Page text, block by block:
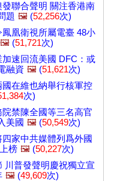
發聯合聲明 關注香港南
題 🖼️ (52,256次)
鳳凰衛視所屬電臺 48小
🖼️ (51,721次)
加速回流美國 DFC：或
融資 🖼️ (51,621次)
國在維也納舉行核軍控
次)
院禁陳全國等三名高官
美國 🖼️ (50,549次)
四家中共媒體列爲外國
榜 🖼️ (50,227次)
川普發聲明慶祝獨立宣
🖼️ (49,609次)